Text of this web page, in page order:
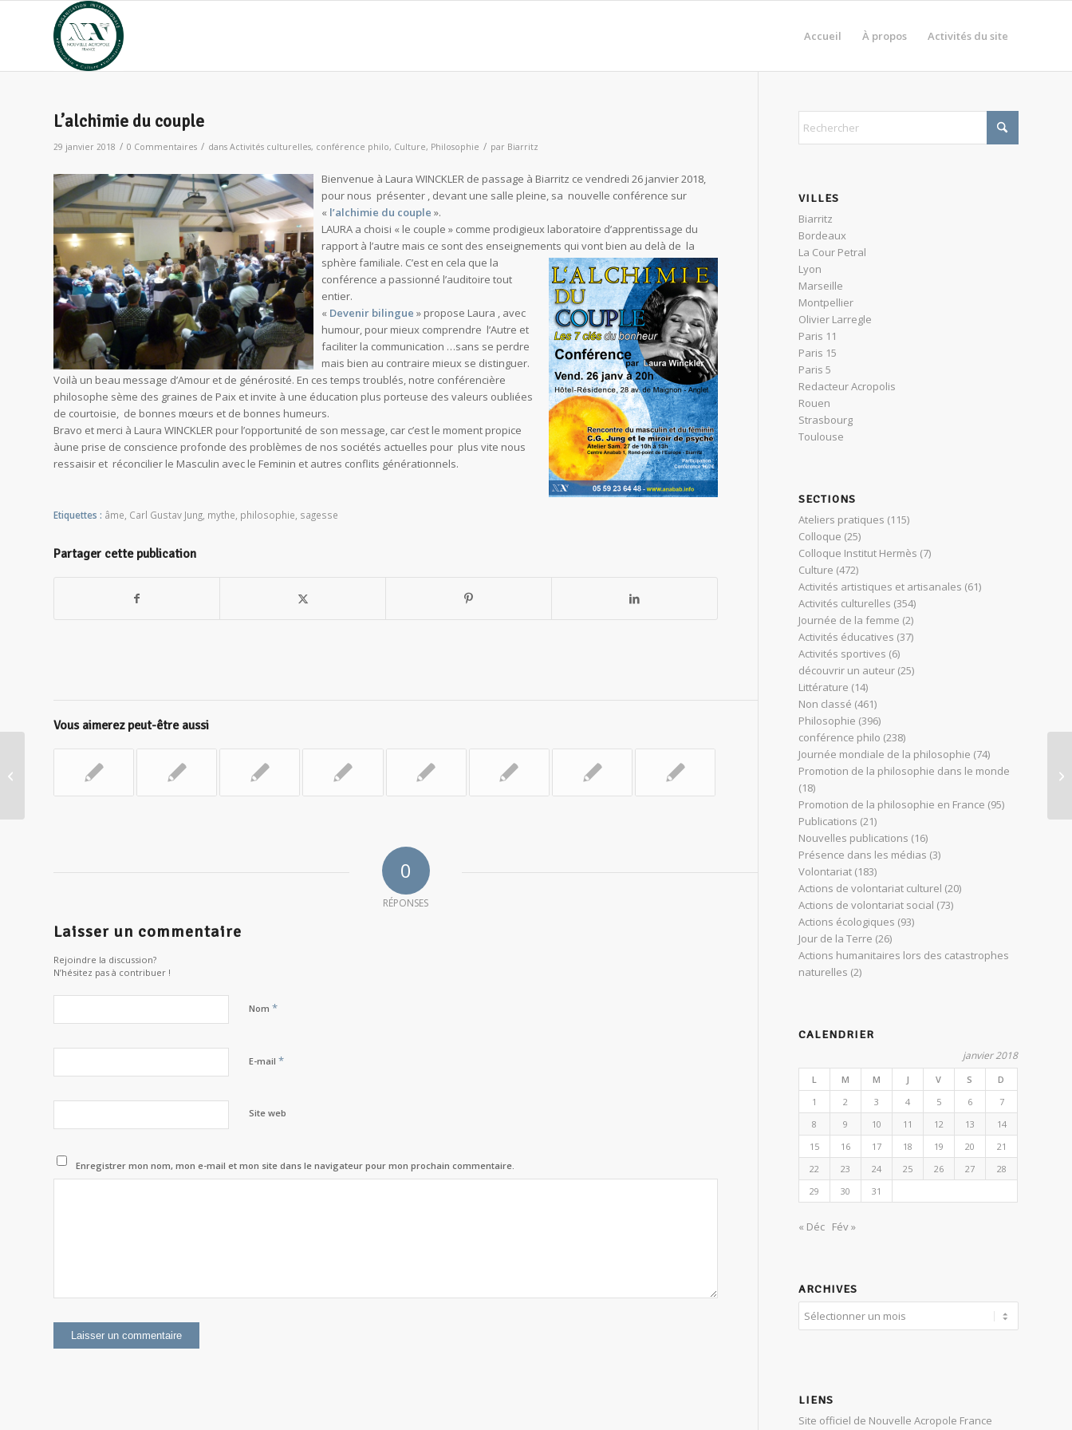
Accueil À propos Activités du site
L’alchimie du couple
29 janvier 2018 / 0 Commentaires / dans Activités culturelles, conférence philo, Culture, Philosophie / par Biarritz
Bienvenue à Laura WINCKLER de passage à Biarritz ce vendredi 26 janvier 2018,
pour nous présenter , devant une salle pleine, sa nouvelle conférence sur
« l’alchimie du couple ».
LAURA a choisi « le couple » comme prodigieux laboratoire d’apprentissage du
rapport à l’autre mais ce sont des enseignements qui vont bien au delà de la
sphère familiale. C’est en cela que la
conférence a passionné l’auditoire tout
entier.
« Devenir bilingue » propose Laura , avec
humour, pour mieux comprendre l’Autre et
faciliter la communication …sans se perdre
mais bien au contraire mieux se distinguer.
Voilà un beau message d’Amour et de générosité. En ces temps troublés, notre conférencière
philosophe sème des graines de Paix et invite à une éducation plus porteuse des valeurs oubliées
de courtoisie, de bonnes mœurs et de bonnes humeurs.
Bravo et merci à Laura WINCKLER pour l’opportunité de son message, car c’est le moment propice
àune prise de conscience profonde des problèmes de nos sociétés actuelles pour plus vite nous
ressaisir et réconcilier le Masculin avec le Feminin et autres conflits générationnels.
Etiquettes : âme Carl Gustav Jung mythe philosophie sagesse
Partager cette publication
Vous aimerez peut-être aussi
0
RÉPONSES
Laisser un commentaire
Rejoindre la discussion?
N’hésitez pas à contribuer !
Nom *
E-mail *
Site web
Enregistrer mon nom, mon e-mail et mon site dans le navigateur pour mon prochain commentaire.
VILLES
Biarritz
Bordeaux
La Cour Petral
Lyon
Marseille
Montpellier
Olivier Larregle
Paris 11
Paris 15
Paris 5
Redacteur Acropolis
Rouen
Strasbourg
Toulouse
SECTIONS
Ateliers pratiques (115)
Colloque (25)
Colloque Institut Hermès (7)
Culture (472)
Activités artistiques et artisanales (61)
Activités culturelles (354)
Journée de la femme (2)
Activités éducatives (37)
Activités sportives (6)
découvrir un auteur (25)
Littérature (14)
Non classé (461)
Philosophie (396)
conférence philo (238)
Journée mondiale de la philosophie (74)
Promotion de la philosophie dans le monde
(18)
Promotion de la philosophie en France (95)
Publications (21)
Nouvelles publications (16)
Présence dans les médias (3)
Volontariat (183)
Actions de volontariat culturel (20)
Actions de volontariat social (73)
Actions écologiques (93)
Jour de la Terre (26)
Actions humanitaires lors des catastrophes
naturelles (2)
CALENDRIER
janvier 2018
L M M J V S
D
1
2 3 4 5 6
7
8
9 10 11 12 13
14
15
16 17 18 19 20
21
22
23 24 25 26 27
28
29
30 31
« Déc Fév »
ARCHIVES
LIENS
Site officiel de Nouvelle Acropole France
A la rencontre de son archétype